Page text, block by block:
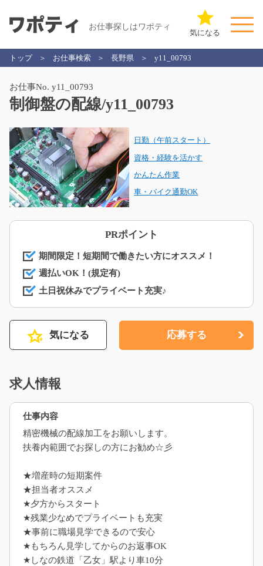
お仕事探しはワポティ
気になる
トップ お仕事検索 長野県 y11_00793
お仕事No. y11_00793
制御盤の配線/y11_00793
日勤（午前スタート）
資格・経験を活かす
かんたん作業
車・バイク通勤OK
PRポイント
期間限定！短期間で働きたい方にオススメ！
週払いOK！(規定有)
土日祝休みでプライベート充実♪
気になる 応募する
求人情報
仕事内容
精密機械の配線加工をお願いします。
扶養内範囲でお探しの方にお勧め☆彡
★増産時の短期案件
★担当者オススメ
★夕方からスタート
★残業少なめでプライベートも充実
★事前に職場見学できるので安心
★もちろん見学してからのお返事OK
★しなの鉄道「乙女」駅より車10分